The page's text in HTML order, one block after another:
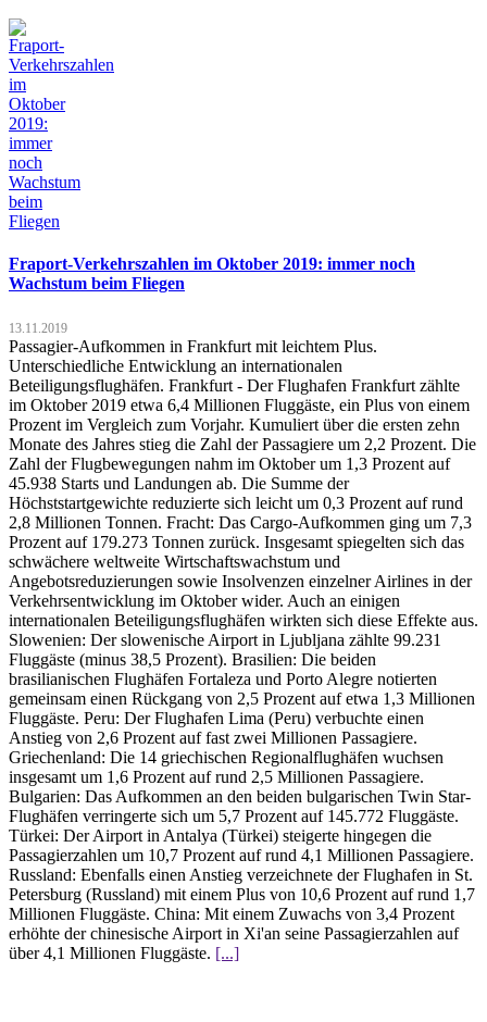
Fraport-Verkehrszahlen im Oktober 2019: immer noch
Wachstum beim Fliegen
13.11.2019
Passagier-Aufkommen in Frankfurt mit leichtem Plus.
Unterschiedliche Entwicklung an internationalen
Beteiligungsflughäfen. Frankfurt - Der Flughafen Frankfurt zählte
im Oktober 2019 etwa 6,4 Millionen Fluggäste, ein Plus von einem
Prozent im Vergleich zum Vorjahr. Kumuliert über die ersten zehn
Monate des Jahres stieg die Zahl der Passagiere um 2,2 Prozent. Die
Zahl der Flugbewegungen nahm im Oktober um 1,3 Prozent auf
45.938 Starts und Landungen ab. Die Summe der
Höchststartgewichte reduzierte sich leicht um 0,3 Prozent auf rund
2,8 Millionen Tonnen. Fracht: Das Cargo-Aufkommen ging um 7,3
Prozent auf 179.273 Tonnen zurück. Insgesamt spiegelten sich das
schwächere weltweite Wirtschaftswachstum und
Angebotsreduzierungen sowie Insolvenzen einzelner Airlines in der
Verkehrsentwicklung im Oktober wider. Auch an einigen
internationalen Beteiligungsflughäfen wirkten sich diese Effekte aus.
Slowenien: Der slowenische Airport in Ljubljana zählte 99.231
Fluggäste (minus 38,5 Prozent). Brasilien: Die beiden
brasilianischen Flughäfen Fortaleza und Porto Alegre notierten
gemeinsam einen Rückgang von 2,5 Prozent auf etwa 1,3 Millionen
Fluggäste. Peru: Der Flughafen Lima (Peru) verbuchte einen
Anstieg von 2,6 Prozent auf fast zwei Millionen Passagiere.
Griechenland: Die 14 griechischen Regionalflughäfen wuchsen
insgesamt um 1,6 Prozent auf rund 2,5 Millionen Passagiere.
Bulgarien: Das Aufkommen an den beiden bulgarischen Twin Star-
Flughäfen verringerte sich um 5,7 Prozent auf 145.772 Fluggäste.
Türkei: Der Airport in Antalya (Türkei) steigerte hingegen die
Passagierzahlen um 10,7 Prozent auf rund 4,1 Millionen Passagiere.
Russland: Ebenfalls einen Anstieg verzeichnete der Flughafen in St.
Petersburg (Russland) mit einem Plus von 10,6 Prozent auf rund 1,7
Millionen Fluggäste. China: Mit einem Zuwachs von 3,4 Prozent
erhöhte der chinesische Airport in Xi'an seine Passagierzahlen auf
über 4,1 Millionen Fluggäste. [...]